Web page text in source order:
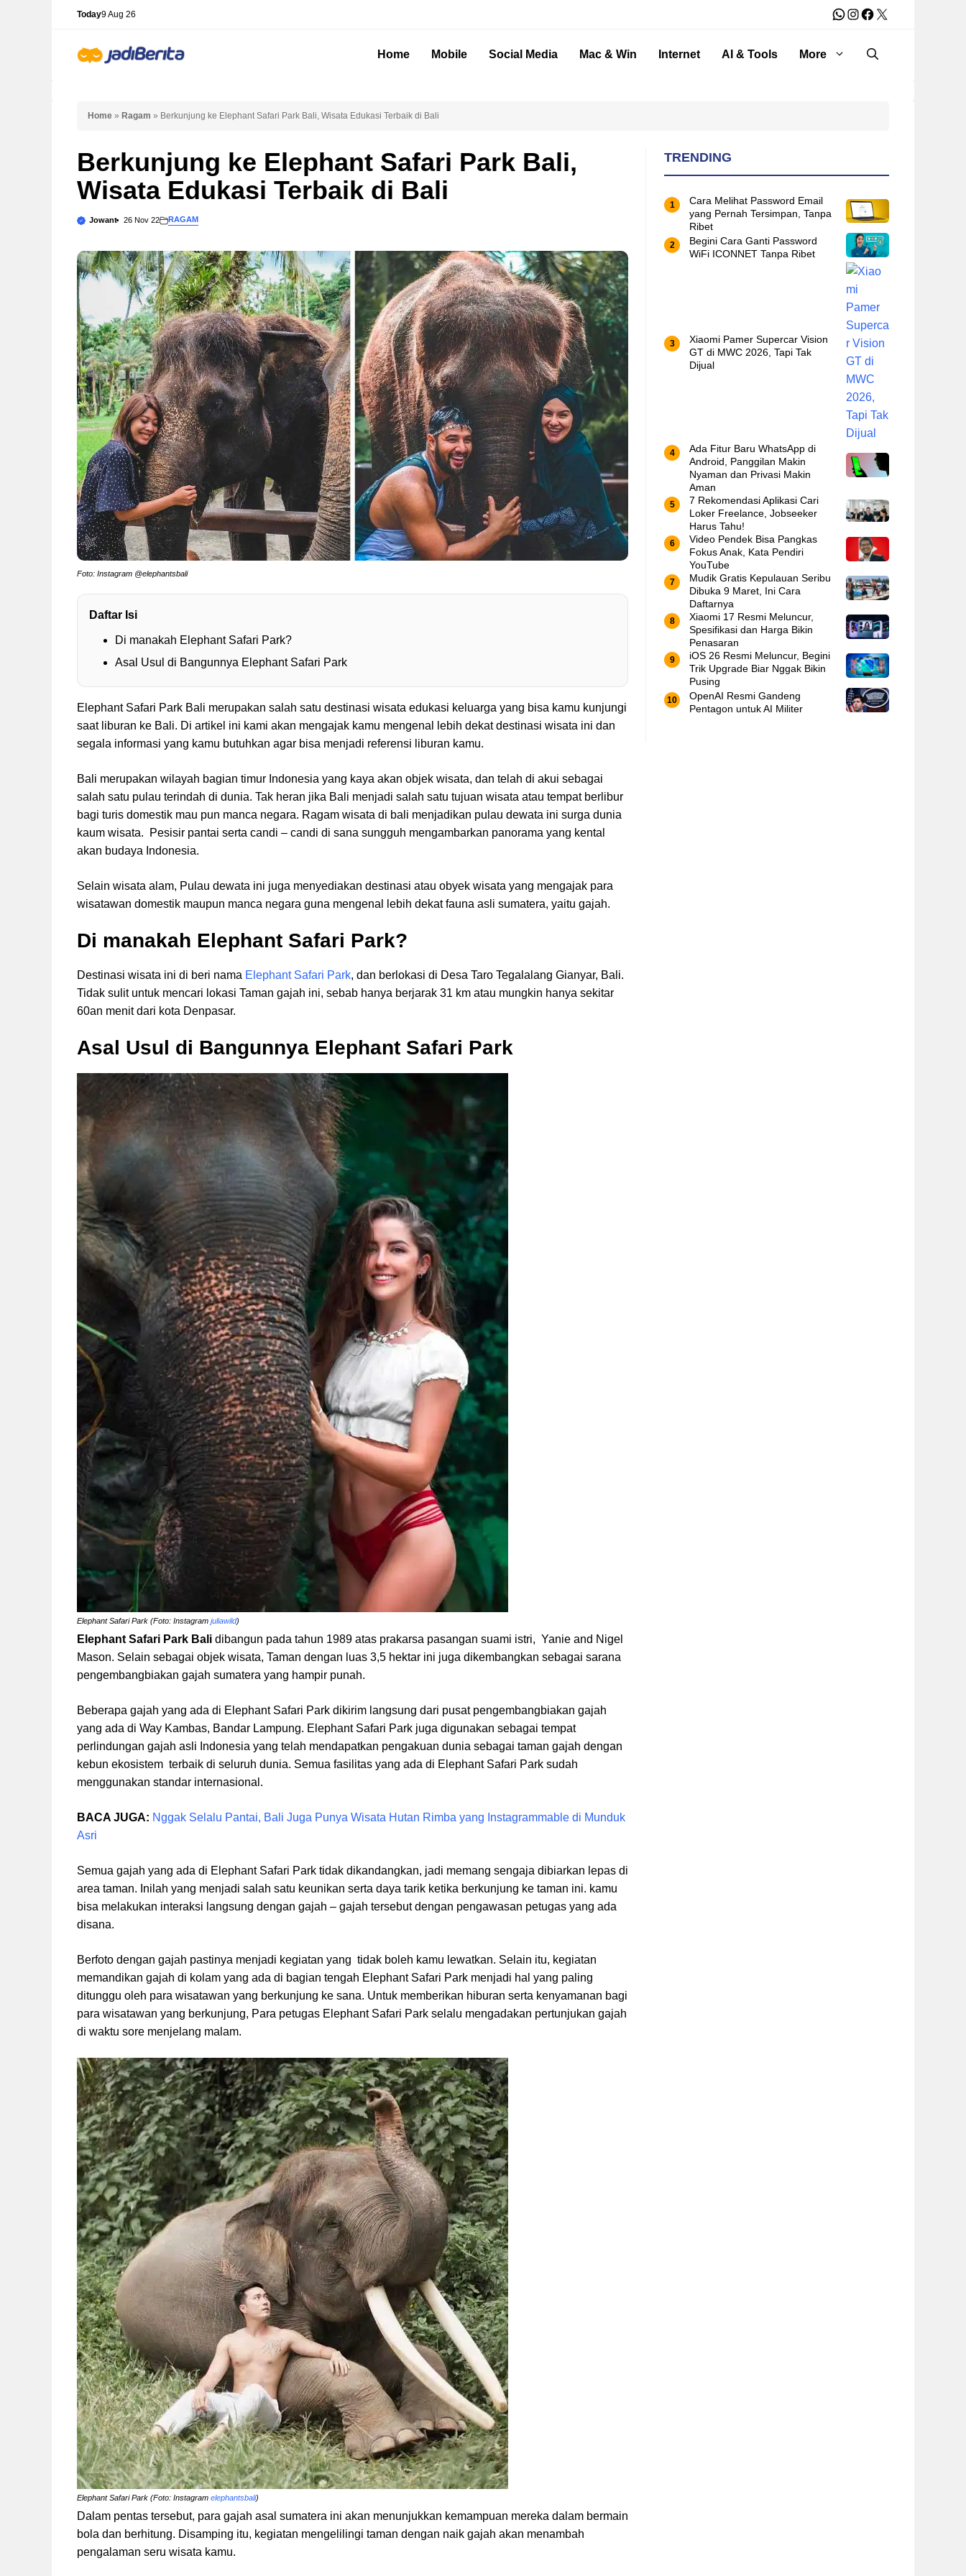
Today9 Aug 26 WhatsApp
Instagram
Facebook
X
Home Mobile Social Media Mac & Win Internet AI & Tools More
Home » Ragam » Berkunjung ke Elephant Safari Park Bali, Wisata Edukasi Terbaik di Bali
Berkunjung ke Elephant Safari Park Bali,
Wisata Edukasi Terbaik di Bali
Jowant 26 Nov 22 RAGAM
Foto: Instagram @elephantsbali
Daftar Isi
Di manakah Elephant Safari Park?
Asal Usul di Bangunnya Elephant Safari Park
Elephant Safari Park Bali merupakan salah satu destinasi wisata edukasi keluarga yang bisa kamu kunjungi
saat liburan ke Bali. Di artikel ini kami akan mengajak kamu mengenal lebih dekat destinasi wisata ini dan
segala informasi yang kamu butuhkan agar bisa menjadi referensi liburan kamu.
Bali merupakan wilayah bagian timur Indonesia yang kaya akan objek wisata, dan telah di akui sebagai
salah satu pulau terindah di dunia. Tak heran jika Bali menjadi salah satu tujuan wisata atau tempat berlibur
bagi turis domestik mau pun manca negara. Ragam wisata di bali menjadikan pulau dewata ini surga dunia
kaum wisata. Pesisir pantai serta candi – candi di sana sungguh mengambarkan panorama yang kental
akan budaya Indonesia.
Selain wisata alam, Pulau dewata ini juga menyediakan destinasi atau obyek wisata yang mengajak para
wisatawan domestik maupun manca negara guna mengenal lebih dekat fauna asli sumatera, yaitu gajah.
Di manakah Elephant Safari Park?
Destinasi wisata ini di beri nama Elephant Safari Park, dan berlokasi di Desa Taro Tegalalang Gianyar, Bali.
Tidak sulit untuk mencari lokasi Taman gajah ini, sebab hanya berjarak 31 km atau mungkin hanya sekitar
60an menit dari kota Denpasar.
Asal Usul di Bangunnya Elephant Safari Park
Elephant Safari Park (Foto: Instagram juliawild)
Elephant Safari Park Bali dibangun pada tahun 1989 atas prakarsa pasangan suami istri, Yanie and Nigel
Mason. Selain sebagai objek wisata, Taman dengan luas 3,5 hektar ini juga dikembangkan sebagai sarana
pengembangbiakan gajah sumatera yang hampir punah.
Beberapa gajah yang ada di Elephant Safari Park dikirim langsung dari pusat pengembangbiakan gajah
yang ada di Way Kambas, Bandar Lampung. Elephant Safari Park juga digunakan sebagai tempat
perlindungan gajah asli Indonesia yang telah mendapatkan pengakuan dunia sebagai taman gajah dengan
kebun ekosistem terbaik di seluruh dunia. Semua fasilitas yang ada di Elephant Safari Park sudah
menggunakan standar internasional.
BACA JUGA: Nggak Selalu Pantai, Bali Juga Punya Wisata Hutan Rimba yang Instagrammable di Munduk
Asri
Semua gajah yang ada di Elephant Safari Park tidak dikandangkan, jadi memang sengaja dibiarkan lepas di
area taman. Inilah yang menjadi salah satu keunikan serta daya tarik ketika berkunjung ke taman ini. kamu
bisa melakukan interaksi langsung dengan gajah – gajah tersebut dengan pengawasan petugas yang ada
disana.
Berfoto dengan gajah pastinya menjadi kegiatan yang tidak boleh kamu lewatkan. Selain itu, kegiatan
memandikan gajah di kolam yang ada di bagian tengah Elephant Safari Park menjadi hal yang paling
ditunggu oleh para wisatawan yang berkunjung ke sana. Untuk memberikan hiburan serta kenyamanan bagi
para wisatawan yang berkunjung, Para petugas Elephant Safari Park selalu mengadakan pertunjukan gajah
di waktu sore menjelang malam.
Elephant Safari Park (Foto: Instagram elephantsbali)
Dalam pentas tersebut, para gajah asal sumatera ini akan menunjukkan kemampuan mereka dalam bermain
bola dan berhitung. Disamping itu, kegiatan mengelilingi taman dengan naik gajah akan menambah
pengalaman seru wisata kamu.
TRENDING
Cara Melihat Password Email
yang Pernah Tersimpan, Tanpa
Ribet
Begini Cara Ganti Password
WiFi ICONNET Tanpa Ribet
Xiaomi Pamer Supercar Vision
GT di MWC 2026, Tapi Tak
Dijual
Ada Fitur Baru WhatsApp di
Android, Panggilan Makin
Nyaman dan Privasi Makin
Aman
7 Rekomendasi Aplikasi Cari
Loker Freelance, Jobseeker
Harus Tahu!
Video Pendek Bisa Pangkas
Fokus Anak, Kata Pendiri
YouTube
Mudik Gratis Kepulauan Seribu
Dibuka 9 Maret, Ini Cara
Daftarnya
Xiaomi 17 Resmi Meluncur,
Spesifikasi dan Harga Bikin
Penasaran
iOS 26 Resmi Meluncur, Begini
Trik Upgrade Biar Nggak Bikin
Pusing
OpenAI Resmi Gandeng
Pentagon untuk AI Militer